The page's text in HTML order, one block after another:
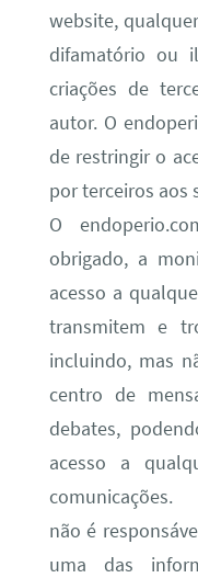
website,
difamatório ou
criações de
autor. O
de restringir o
por terceiros aos
O
obrigado, a
acesso a
transmitem e
incluindo, mas
centro de
debates,
acesso a
comunicações.
não é
uma das